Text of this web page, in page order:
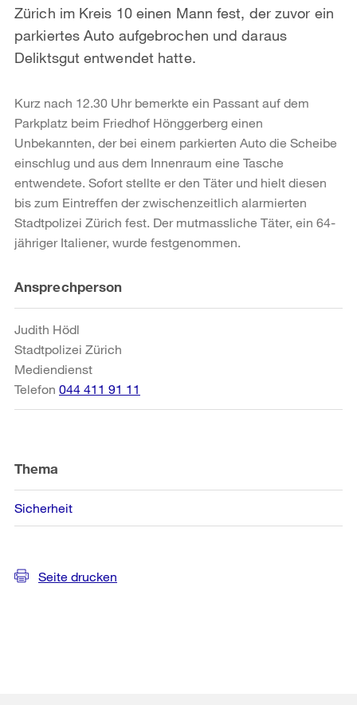
Zürich im Kreis 10 einen Mann fest, der zuvor ein
parkiertes Auto aufgebrochen und daraus
Deliktsgut entwendet hatte.
Kurz nach 12.30 Uhr bemerkte ein Passant auf dem
Parkplatz beim Friedhof Hönggerberg einen
Unbekannten, der bei einem parkierten Auto die Scheibe
einschlug und aus dem Innenraum eine Tasche
entwendete. Sofort stellte er den Täter und hielt diesen
bis zum Eintreffen der zwischenzeitlich alarmierten
Stadtpolizei Zürich fest. Der mutmassliche Täter, ein 64-
jähriger Italiener, wurde festgenommen.
Weitere
Informationen
Ansprechperson
Judith Hödl
Stadtpolizei Zürich
Mediendienst
Telefon 044 411 91 11
Thema
Sicherheit
Seite drucken